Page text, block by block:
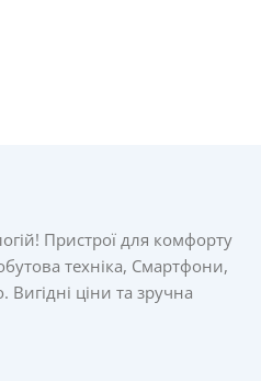
Пристрої для комфорту
техніка, Смартфони,
Вигідні ціни та зручна